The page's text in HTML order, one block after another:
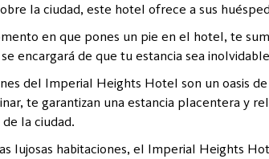
la ciudad, este hotel ofrece a sus
en que pones un pie en el hotel, te
encargará de que tu estancia sea
del Imperial Heights Hotel son un oasis
te garantizan una estancia placentera y
la ciudad.
lujosas habitaciones, el Imperial Heights